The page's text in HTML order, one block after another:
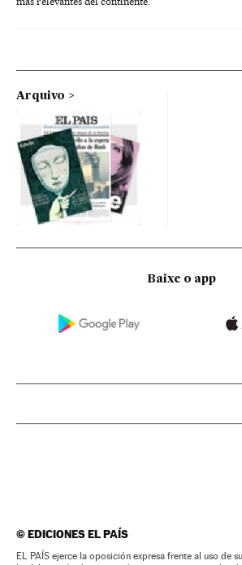
Arquivo
Baixe o app
©EDICIONES EL PAÍS
EL PAÍS ejerce la oposición expresa frente al uso de